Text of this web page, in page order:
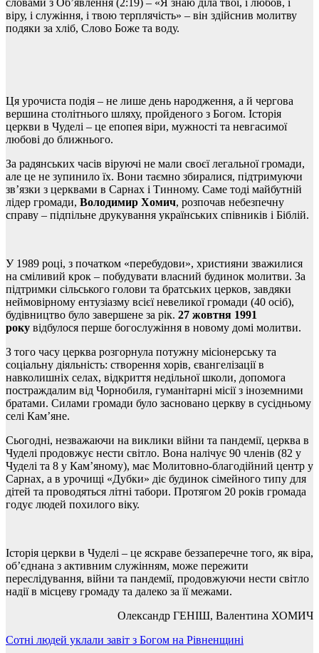
віру, і служіння, і твою терплячість» – він здійснив молитву
подяки за хліб, Слово Боже та воду.
Ця урочиста подія – не лише день народження, а й чергова
вершина столітнього шляху, пройденого з Богом. Історія
церкви в Чуделі – це епопея віри, мужності та невгасимої
любові до ближнього.
За радянських часів віруючі не мали своєї легальної громади,
але це не зупинило їх. Вони таємно збиралися, підтримуючи
зв’язки з церквами в Сарнах і Тинному. Саме тоді майбутній
лідер громади, Володимир Хомич, розпочав небезпечну
справу – підпільне друкування українських співників і Біблій.
У 1989 році, з початком «перебудови», християни зважилися
на сміливий крок – побудувати власний будинок молитви. За
підтримки сільського голови та братських церков, завдяки
неймовірному ентузіазму всієї невеликої громади (40 осіб),
будівництво було завершене за рік. 27 жовтня 1991
року відбулося перше богослужіння в новому домі молитви.
З того часу церква розгорнула потужну місіонерську та
соціальну діяльність: створення хорів, євангелізації в
навколишніх селах, відкриття недільної школи, допомога
постраждалим від Чорнобиля, гуманітарні місії з іноземними
братами. Силами громади було засновано церкву в сусідньому
селі Кам’яне.
Сьогодні, незважаючи на виклики війни та пандемії, церква в
Чуделі продовжує нести світло. Вона налічує 90 членів (82 у
Чуделі та 8 у Кам’яному), має Молитовно-благодійний центр у
Сарнах, а в урочищі «Дубки» діє будинок сімейного типу для
дітей та проводяться літні табори. Протягом 20 років громада
годує людей похилого віку.
Історія церкви в Чуделі – це яскраве беззаперечне того, як віра,
об’єднана з активним служінням, може пережити
переслідування, війни та пандемії, продовжуючи нести світло
надії в місцеву громаду та далеко за її межами.
Олександр ГЕНІШ, Валентина ХОМИЧ
Навігація
Cотні людей уклали завіт з Богом на Рівненщині